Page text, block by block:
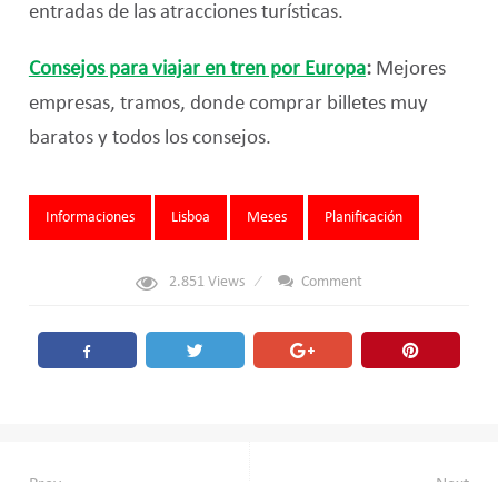
entradas de las atracciones turísticas.
Consejos para viajar en tren por Europa:Mejores
empresas, tramos, donde comprar billetes muy
baratos y todos los consejos.
Tags:
Informaciones Lisboa Meses Planificación
2.851 Views Comment